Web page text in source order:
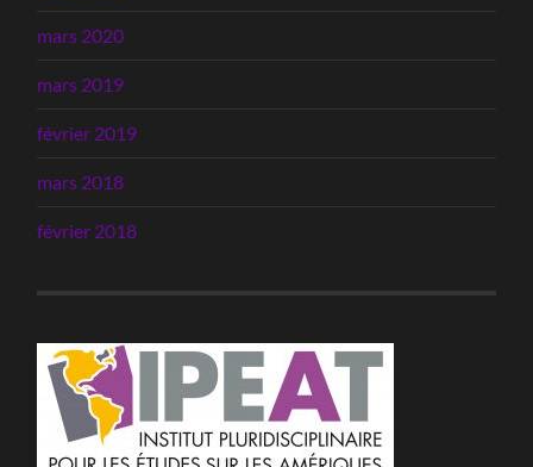
mars 2020
mars 2019
février 2019
mars 2018
février 2018